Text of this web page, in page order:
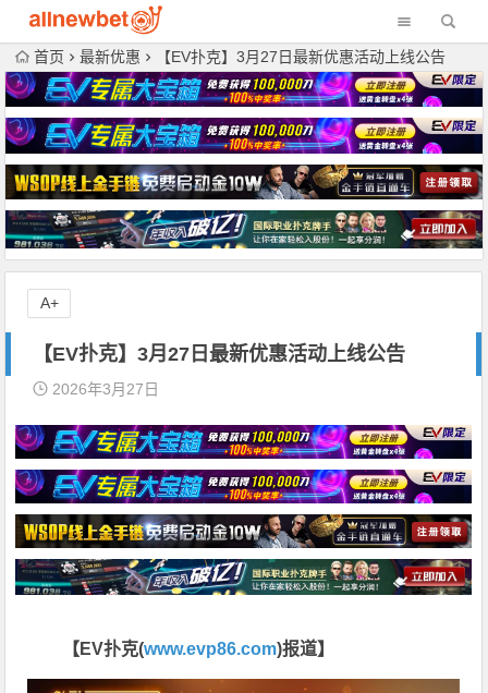
首页 最新优惠 【EV扑克】3月27日最新优惠活动上线公告
【EV扑克】3月27日最新优惠活动上线公告
2026年3月27日
【EV扑克(www.evp86.com)报道】
A+